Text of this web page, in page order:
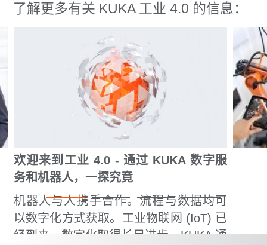
了解更多有关 KUKA 工业 4.0 的信息：
欢迎来到工业 4.0 - 通过 KUKA 数字服
务和机器人，一探究竟
机器人与人携手合作。流程与数据均可
以数字化方式获取。工业物联网 (IoT) 已
经到来，数字化取得长足进步。KUKA 通